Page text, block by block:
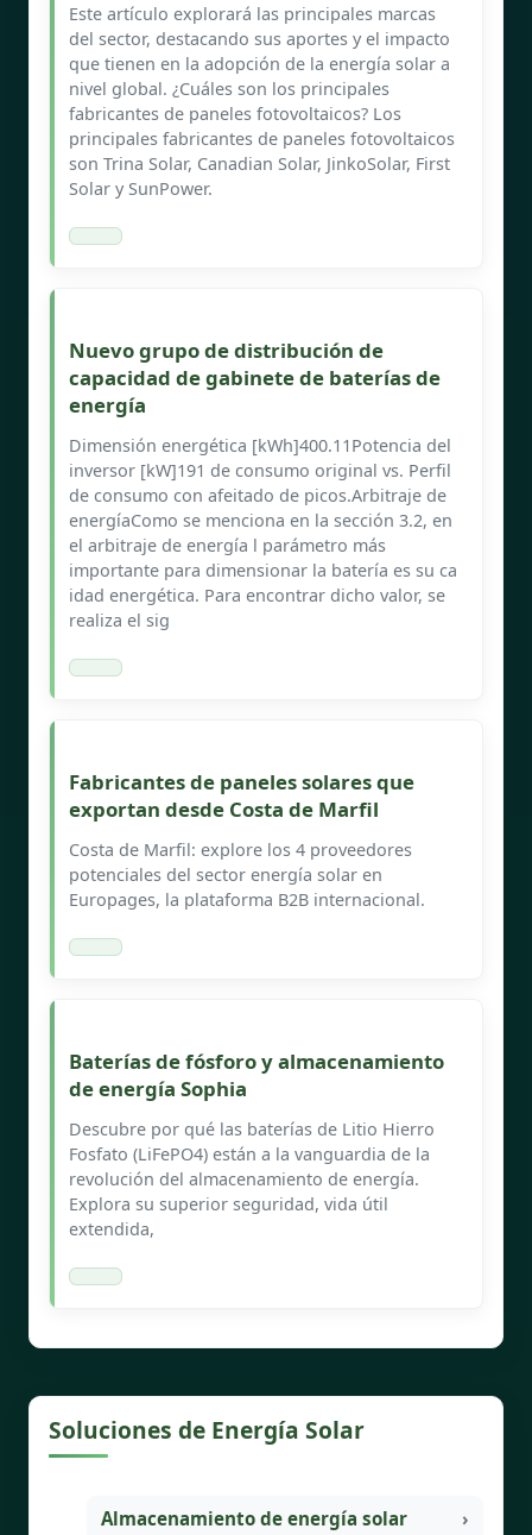
Este artículo explorará las principales marcas
del sector, destacando sus aportes y el impacto
que tienen en la adopción de la energía solar a
nivel global. ¿Cuáles son los principales
fabricantes de paneles fotovoltaicos? Los
principales fabricantes de paneles fotovoltaicos
son Trina Solar, Canadian Solar, JinkoSolar, First
Solar y SunPower.
Nuevo grupo de distribución de
capacidad de gabinete de baterías de
energía
Dimensión energética [kWh]400.11Potencia del
inversor [kW]191 de consumo original vs. Perfil
de consumo con afeitado de picos.Arbitraje de
energíaComo se menciona en la sección 3.2, en
el arbitraje de energía l parámetro más
importante para dimensionar la batería es su ca
idad energética. Para encontrar dicho valor, se
realiza el sig
Fabricantes de paneles solares que
exportan desde Costa de Marfil
Costa de Marfil: explore los 4 proveedores
potenciales del sector energía solar en
Europages, la plataforma B2B internacional.
Baterías de fósforo y almacenamiento
de energía Sophia
Descubre por qué las baterías de Litio Hierro
Fosfato (LiFePO4) están a la vanguardia de la
revolución del almacenamiento de energía.
Explora su superior seguridad, vida útil
extendida,
Soluciones de Energía Solar
Almacenamiento de energía solar